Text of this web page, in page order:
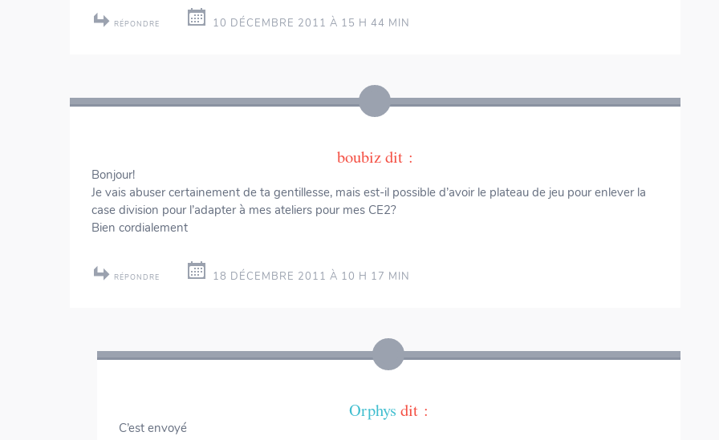
RÉPONDRE 10 DÉCEMBRE 2011 À 15 H 44 MIN
boubizdit :
Bonjour!
Je vais abuser certainement de ta gentillesse, mais est-il possible d’avoir le plateau de jeu pour enlever la
case division pour l’adapter à mes ateliers pour mes CE2?
Bien cordialement
RÉPONDRE 18 DÉCEMBRE 2011 À 10 H 17 MIN
Orphys dit :
C’est envoyé